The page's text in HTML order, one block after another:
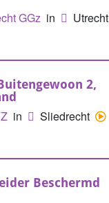
GGz in
Utrecht
2,
in
Sliedrecht
Beschermd